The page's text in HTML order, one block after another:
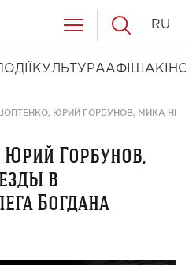
КУЛЬТУРААФІША КІНО
RU
ЮРИЙ ГОРБУНОВ, МИКА
Горбунов,
в
Богдана